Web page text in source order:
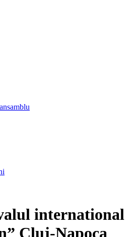
international
Cluj-Napoca